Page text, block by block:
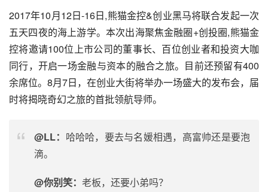
2017年10月12日-16日,熊猫金控&创业黑马将联合发起一次
五天四夜的海上游学。本次出海聚焦金融圈+创投圈,熊猫金
控将邀请100位上市公司的董事长、百位创业者和投资大咖
同行，开启一场金融与资本的融合之旅。目前还预留有400
余席位。8月7日，在创业大街将举办一场盛大的发布会，届
时将揭晓奇幻之旅的首批领航导师。
@LL： 哈哈哈，要去与名媛相遇，高富帅还是要泡
滴。
@你别笑： 老板，还要小弟吗？